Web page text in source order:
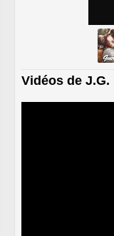
Vidéos de J.G.